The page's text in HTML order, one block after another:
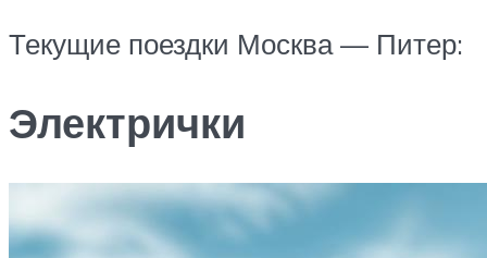
Текущие поездки Москва — Питер:
Электрички